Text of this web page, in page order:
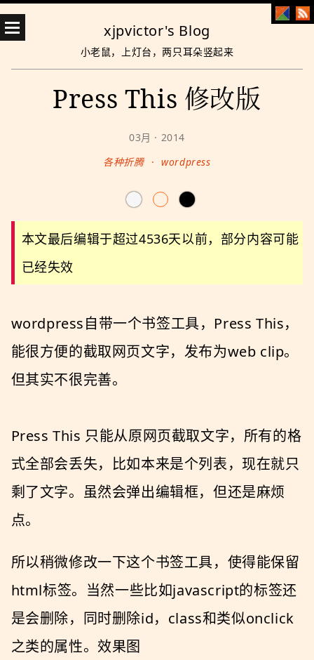
xjpvictor's Blog
小老鼠，上灯台，两只耳朵竖起来
Press This 修改版
03月 · 2014
各种折腾 · wordpress
本文最后编辑于超过4536天以前，部分内容可能
已经失效
wordpress自带一个书签工具，Press This，
能很方便的截取网页文字，发布为web clip。
但其实不很完善。
Press This 只能从原网页截取文字，所有的格
式全部会丢失，比如本来是个列表，现在就只
剩了文字。虽然会弹出编辑框，但还是麻烦
点。
所以稍微修改一下这个书签工具，使得能保留
html标签。当然一些比如javascript的标签还
是会删除，同时删除id，class和类似onclick
之类的属性。效果图